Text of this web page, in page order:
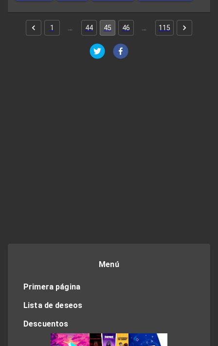
1 44 45 46 115
Menú
Primera página
Lista de deseos
Descuentos